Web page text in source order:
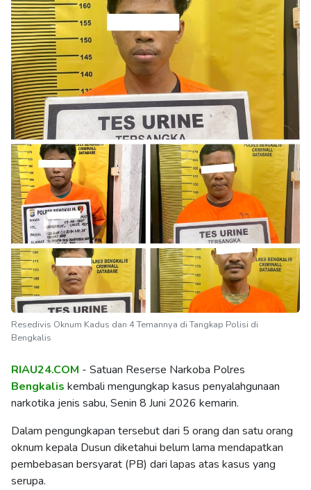
Resedivis Oknum Kadus dan 4 Temannya di Tangkap Polisi di
Bengkalis
RIAU24.COM - Satuan Reserse Narkoba Polres
Bengkalis kembali mengungkap kasus penyalahgunaan
narkotika jenis sabu, Senin 8 Juni 2026 kemarin.
Dalam pengungkapan tersebut dari 5 orang dan satu orang
oknum kepala Dusun diketahui belum lama mendapatkan
pembebasan bersyarat (PB) dari lapas atas kasus yang
serupa.